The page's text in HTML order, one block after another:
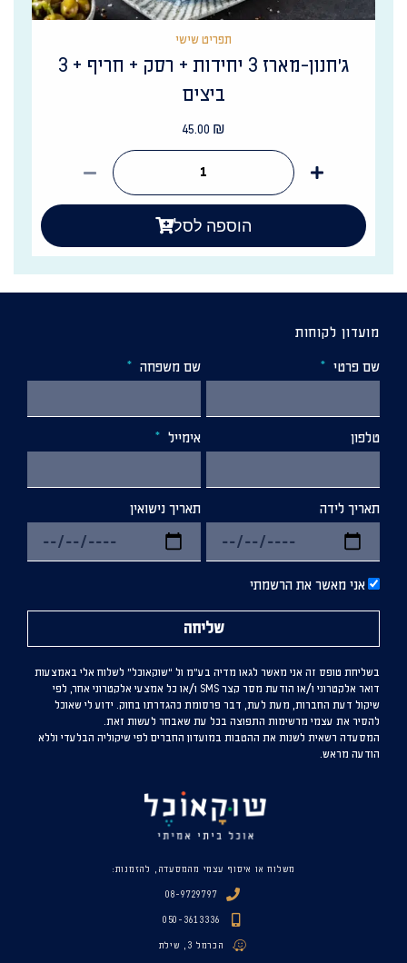
תפריט שישי
ג'חנון-מארז 3 יחידות + רסק + חריף + 3
ביצים
45.00 ₪
הוספה לסל
משלוח או איסוף עצמי מהמסעדה, להזמנות:
08-9729797
050-3613336
הכרמל 3, שילת
מועדון לקוחות
שם פרטי
שם משפחה
טלפון אימייל
תאריך לידה תאריך נישואין
אני מאשר את הרשמתי
שליחה
בשליחת טופס זה אני מאשר לגאו מדיה בע”מ ול “שוקאוכל” לשלוח אלי באמצעות
דואר אלקטרוני ו/או הודעת מסר קצר SMS ו/או כל אמצעי אלקטרוני אחר, לפי
שיקול דעת החברות, מעת לעת, דבר פרסומת כהגדרתו בחוק. ידוע לי שאוכל
להסיר את עצמי מרשימות התפוצה בכל עת שאבחר לעשות זאת.
המסעדה רשאית לשנות את ההטבות במועדון החברים לפי שיקוליה הבלעדי וללא
הודעה מראש.